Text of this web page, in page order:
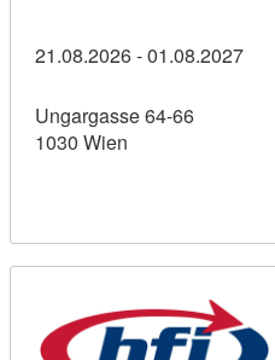
21.08.2026 - 01.08.2027
Ungargasse 64-66
1030 Wien